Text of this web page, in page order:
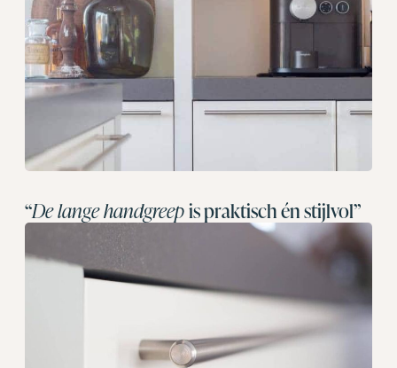
“De lange handgreepis praktisch én stijlvol”